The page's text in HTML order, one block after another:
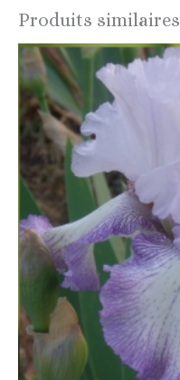
Produits similaires